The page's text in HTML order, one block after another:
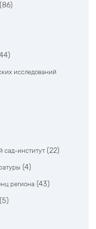
(86)
исследований
сад-институт (22)
(4)
региона (43)
(5)